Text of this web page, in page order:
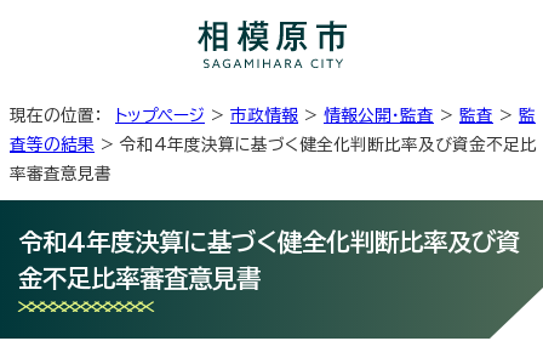
現在の位置： トップページ > 市政情報 > 情報公開・監査 > 監査 > 監
査等の結果 > 令和4年度決算に基づく健全化判断比率及び資金不足比
率審査意見書
令和4年度決算に基づく健全化判断比率及び資
金不足比率審査意見書